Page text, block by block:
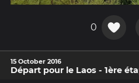
0
15 October 2016
Départ pour le Laos - 1ère